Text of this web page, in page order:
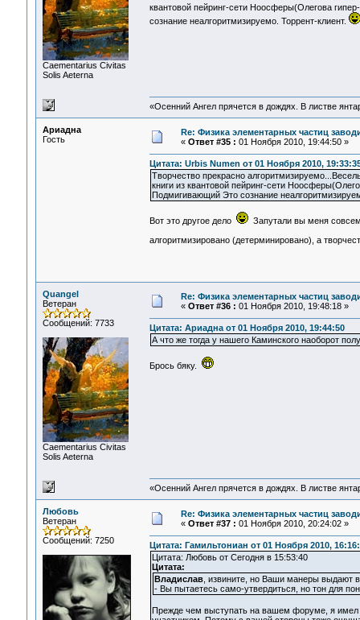
Сaementarius Civitas
Solis Aeterna
квантовой пейринг-сети Ноосферы(Олегова
сознание неалгоритмизируемо. Торрент-клиент.
«Осенний Ангел прячется в дождях. В листве
Ариадна
Гость
Re: Физика элементарных частиц
« Ответ #35 : 01 Ноября 2010, 19:44:50 »
Цитата: Urbis Numen от 01 Ноября 2010,
Творчество прекрасно
книги из квантовой пейринг-сети
Подмигивающий Это сознание
Вот это другое дело
Запутали вы меня
алгоритмизировано (детерминировано), а
Quangel
Ветеран
Сообщений: 7733
Сaementarius Civitas
Solis Aeterna
Re: Физика элементарных частиц
« Ответ #36 : 01 Ноября 2010, 19:48:18 »
Цитата: Ариадна от 01 Ноября 2010, 19:44:50
А что же тогда у нашего Каминского наоборот
Брось бяку.
«Осенний Ангел прячется в дождях. В листве
Любовь
Ветеран
Сообщений: 7250
Re: Физика элементарных частиц
« Ответ #37 : 01 Ноября 2010, 20:24:02 »
Цитата: Гамильтониан от 01 Ноября 2010,
Цитата: Любовь от Сегодня в 15:53:40
Цитата:
Владислав, извините, но Ваши манеры выдают в
- Вы пытаетесь само-утвердиться, но тон для
Прежде чем выступать на вашем форуме, я имел